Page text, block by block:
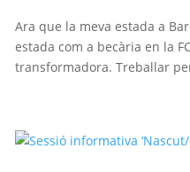
Ara que la meva estada a
estada com a becària en la
transformadora. Treballar